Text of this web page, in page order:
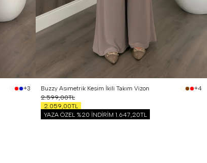
+3
Buzzy Asımetrik Kesim İkili Takım Vizon
+4
2.599,00TL
2.059,00TL
YAZA ÖZEL %20 İNDİRİM 1.647,20TL